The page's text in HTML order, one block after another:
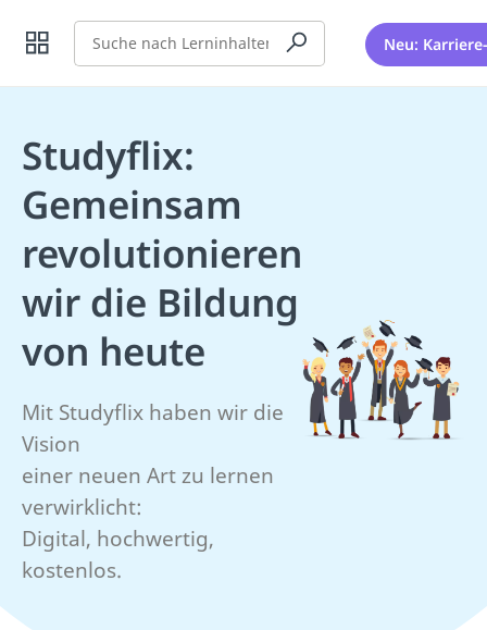
Suche Neu:
Studyflix:
Gemeinsam
revolutionieren
wir die Bildung
von heute
Mit Studyflix haben wir die
Vision
einer neuen Art zu lernen
verwirklicht:
Digital, hochwertig,
kostenlos.